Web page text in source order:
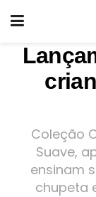
Coleção
Suave,
ensinam
chupeta